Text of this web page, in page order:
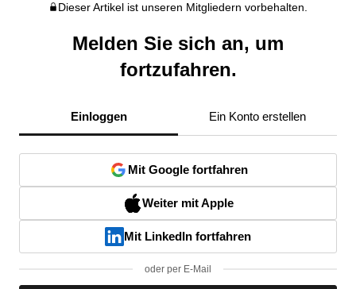
Dieser Artikel ist unseren Mitgliedern vorbehalten.
Melden Sie sich an, um
fortzufahren.
Einloggen Ein Konto erstellen
Mit Google fortfahren
Weiter mit Apple
Mit LinkedIn fortfahren
oder per E-Mail